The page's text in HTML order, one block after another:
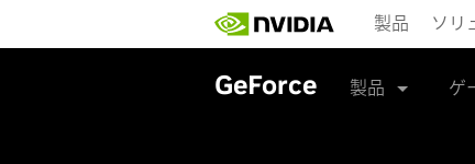
main
製品 ソリ
GeForce 製品 ゲ